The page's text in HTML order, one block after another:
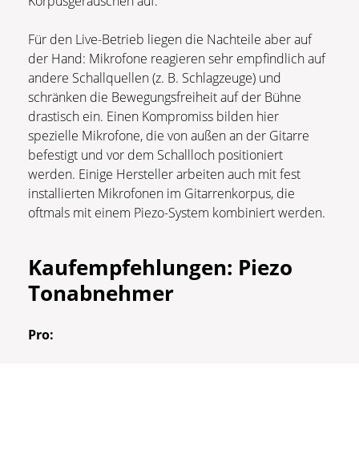
Für den Live-Betrieb liegen die Nachteile aber auf
der Hand: Mikrofone reagieren sehr empfindlich auf
andere Schallquellen (z. B. Schlagzeuge) und
schränken die Bewegungsfreiheit auf der Bühne
drastisch ein. Einen Kompromiss bilden hier
spezielle Mikrofone, die von außen an der Gitarre
befestigt und vor dem Schallloch positioniert
werden. Einige Hersteller arbeiten auch mit fest
installierten Mikrofonen im Gitarrenkorpus, die
oftmals mit einem Piezo-System kombiniert werden.
Kaufempfehlungen: Piezo
Tonabnehmer
Pro: